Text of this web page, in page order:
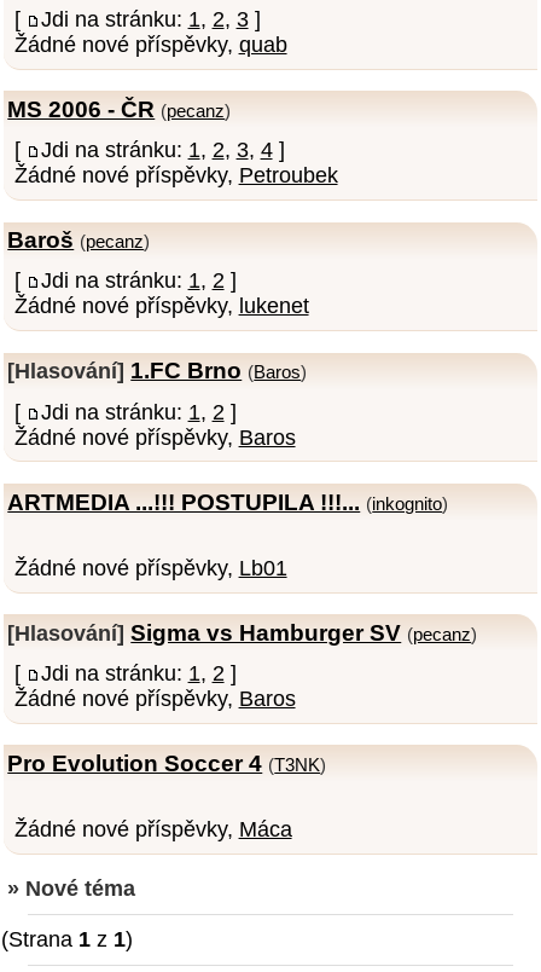
[ Jdi na stránku: 1, 2, 3]
Žádné nové příspěvky, quab
MS 2006 - ČR (pecanz)
[ Jdi na stránku: 1, 2, 3, 4]
Žádné nové příspěvky, Petroubek
Baroš (pecanz)
[ Jdi na stránku: 1, 2]
Žádné nové příspěvky, lukenet
[Hlasování] 1.FC Brno (Baros)
[ Jdi na stránku: 1, 2 ]
Žádné nové příspěvky, Baros
ARTMEDIA ...!!! POSTUPILA !!!... (inkognito)
Žádné nové příspěvky, Lb01
[Hlasování] Sigma vs Hamburger SV (pecanz)
[ Jdi na stránku: 1, 2]
Žádné nové příspěvky, Baros
Pro Evolution Soccer 4 (T3NK)
Žádné nové příspěvky, Máca
» Nové téma
(Strana 1 z 1)